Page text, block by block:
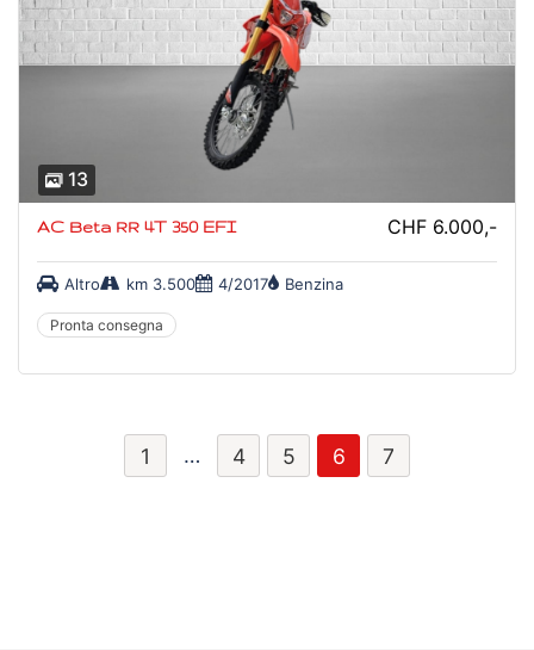
13
AC Beta RR 4T 350 EFI CHF 6.000,-
Altro km 3.500 4/2017 Benzina
Pronta consegna
1 … 4 5 6 7